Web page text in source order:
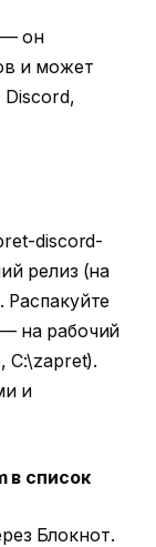
— он
и может
Discord,
discord-
релиз (на
Распакуйте
на рабочий
C:\zapret).
и
в список
Блокнот.